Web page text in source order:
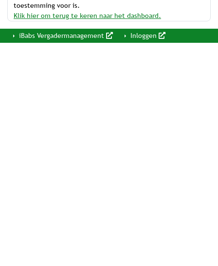
toestemming voor is.
Klik hier om terug te keren naar het dashboard.
iBabs Vergadermanagement Inloggen